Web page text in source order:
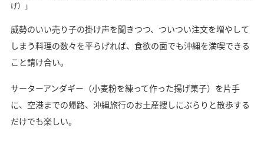
げ）」
威勢のいい売り子の掛け声を聞きつつ、ついつい注文を増やして
しまう料理の数々を平らげれば、食欲の面でも沖縄を満喫できる
こと請け合い。
サーターアンダギー（小麦粉を練って作った揚げ菓子）を片手
に、空港までの帰路、沖縄旅行のお土産捜しにぶらりと散歩する
だけでも楽しい。